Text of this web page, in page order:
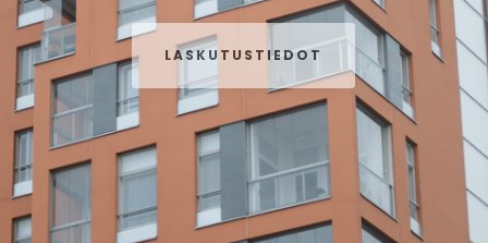
LASKUTUSTIEDOT